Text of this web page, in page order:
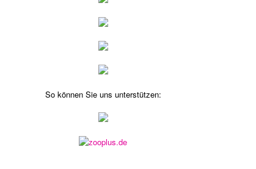
So können Sie uns unterstützen: